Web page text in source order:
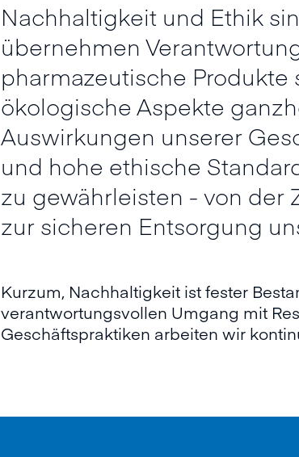
Nachhaltigkeit und Ethik
übernehmen
pharmazeutische
ökologische Aspekte
Auswirkungen unserer
und hohe ethische
zu gewährleisten - von der
zur sicheren Entsorgung
Kurzum, Nachhaltigkeit ist fester
verantwortungsvollen Umgang mit
Geschäftspraktiken arbeiten wir